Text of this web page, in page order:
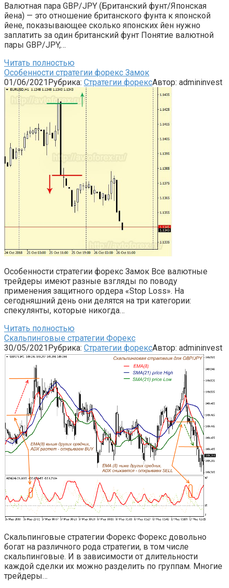
Валютная пара GBP/JPY (Британский фунт/Японская
йена) — это отношение британского фунта к японской
йене, показывающее сколько японских йен нужно
заплатить за один британский фунт Понятие валютной
пары GBP/JPY,…
Читать полностью
Особенности стратегии форекс Замок
01/06/2021Рубрика: Стратегии форексАвтор: admininvest
Особенности стратегии форекс Замок Все валютные
трейдеры имеют разные взгляды по поводу
применения защитного ордера «Stop Loss». На
сегодняшний день они делятся на три категории:
спекулянты, которые никогда…
Читать полностью
Скальпинговые стратегии Форекс
30/05/2021Рубрика: Стратегии форексАвтор: admininvest
Скальпинговые стратегии Форекс Форекс довольно
богат на различного рода стратегии, в том числе
скальпинговые. И в зависимости от длительности
каждой сделки их можно разделить по группам. Многие
трейдеры…